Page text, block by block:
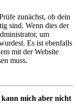
zunächst, ob dein
sind. Wenn dies der
um
Es ist ebenfalls
mit der Website
muss.
mich aber nicht